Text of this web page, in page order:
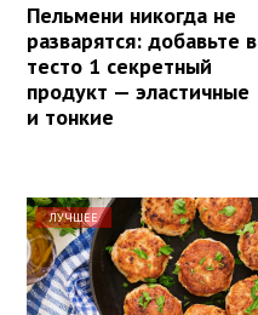
Пельмени никогда не
разварятся: добавьте в
тесто 1 секретный
продукт — эластичные
и тонкие
ЛУЧШЕЕ